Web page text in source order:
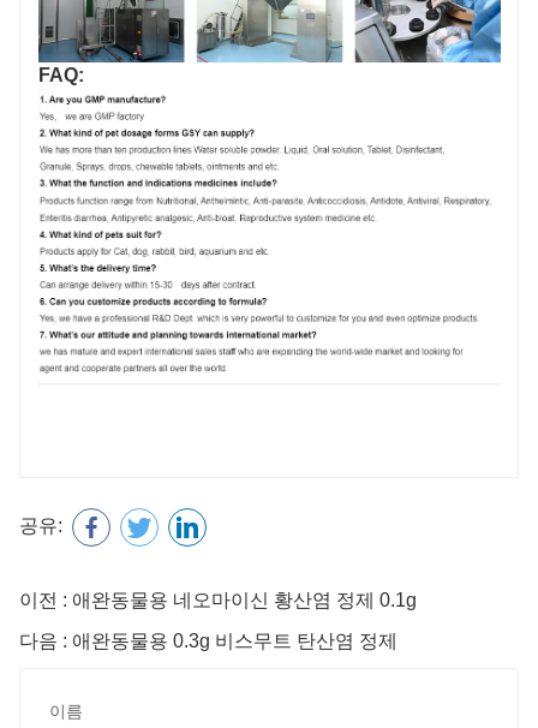
FAQ:
공유:
이전 : 애완동물용 네오마이신 황산염 정제 0.1g
다음 : 애완동물용 0.3g 비스무트 탄산염 정제
이름